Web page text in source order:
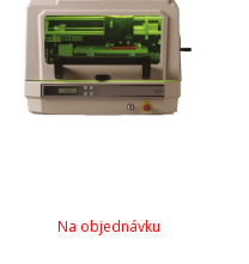
Na objednávku